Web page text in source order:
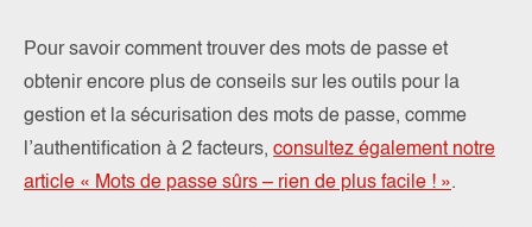
Pour savoir comment trouver des mots de passe et
obtenir encore plus de conseils sur les outils pour la
gestion et la sécurisation des mots de passe, comme
l’authentification à 2 facteurs, consultez également notre
article « Mots de passe sûrs – rien de plus facile ! ».